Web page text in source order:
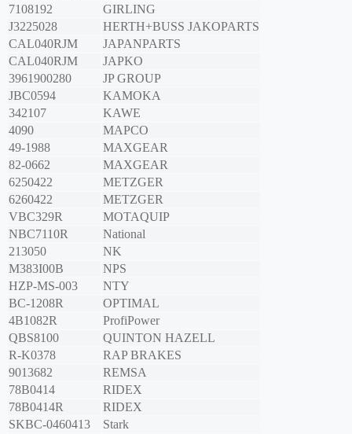
7108192
GIRLING
J3225028
HERTH+BUSS JAKOPARTS
CAL040RJM
JAPANPARTS
CAL040RJM
JAPKO
3961900280
JP GROUP
JBC0594
KAMOKA
342107
KAWE
4090
MAPCO
49-1988
MAXGEAR
82-0662
MAXGEAR
6250422
METZGER
6260422
METZGER
VBC329R
MOTAQUIP
NBC7110R
National
213050
NK
M383I00B
NPS
HZP-MS-003
NTY
BC-1208R
OPTIMAL
4B1082R
ProfiPower
QBS8100
QUINTON HAZELL
R-K0378
RAP BRAKES
9013682
REMSA
78B0414
RIDEX
78B0414R
RIDEX
SKBC-0460413
Stark